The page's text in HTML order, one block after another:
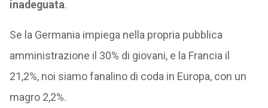
inadeguata.
Se la Germania impiega nella propria pubblica
amministrazione il 30% di giovani, e la Francia il
21,2%, noi siamo fanalino di coda in Europa, con un
magro 2,2%.